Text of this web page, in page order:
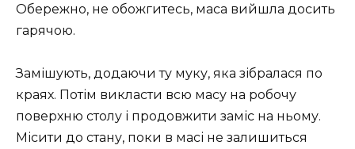
Обережно, не обожгитесь, маса вийшла досить
гарячою.
Замішують, додаючи ту муку, яка зібралася по
краях. Потім викласти всю масу на робочу
поверхню столу і продовжити заміс на ньому.
Місити до стану, поки в масі не залишиться